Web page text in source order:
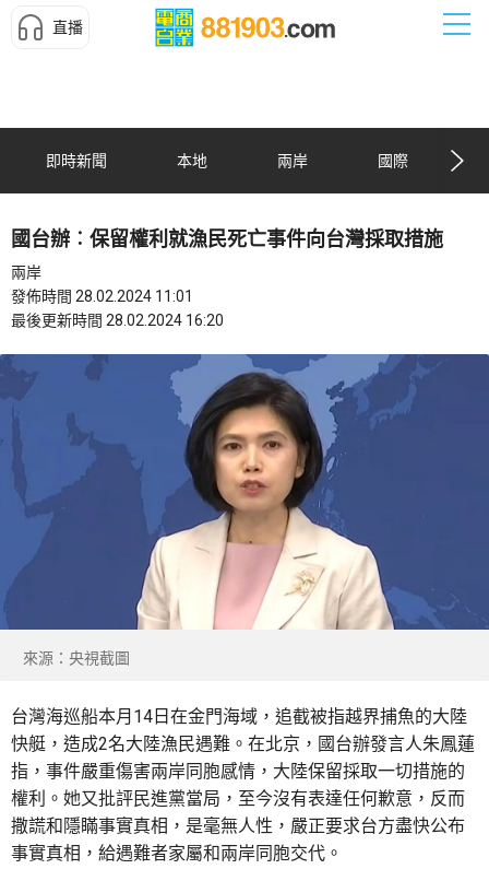
直播
即時新聞 本地 兩岸 國際
國台辦︰保留權利就漁民死亡事件向台灣採取措施
兩岸
發佈時間 28.02.2024 11:01
最後更新時間 28.02.2024 16:20
來源：央視截圖
台灣海巡船本月14日在金門海域，追截被指越界捕魚的大陸
快艇，造成2名大陸漁民遇難。在北京，國台辦發言人朱鳳蓮
指，事件嚴重傷害兩岸同胞感情，大陸保留採取一切措施的
權利。她又批評民進黨當局，至今沒有表達任何歉意，反而
撒謊和隱瞞事實真相，是毫無人性，嚴正要求台方盡快公布
事實真相，給遇難者家屬和兩岸同胞交代。